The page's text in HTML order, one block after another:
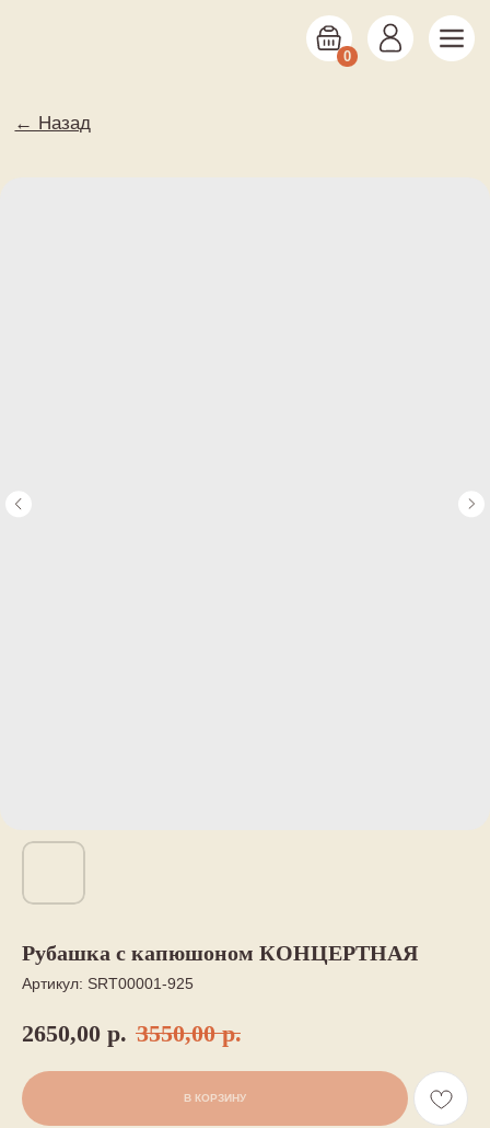
Рубашка с капюшоном КОНЦЕРТНАЯ
Артикул: SRT00001-925
2650,00 р. 3550,00 р.
В КОРЗИНУ